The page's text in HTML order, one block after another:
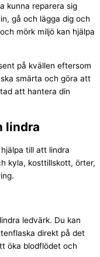
kunna reparera sig
gå och lägga dig och
mörk miljö kan hjälpa
på kvällen eftersom
smärta och göra att
att hantera din
lindra
till att lindra
kyla, kosttillskott, örter,
ledvärk. Du kan
direkt på det
öka blodflödet och